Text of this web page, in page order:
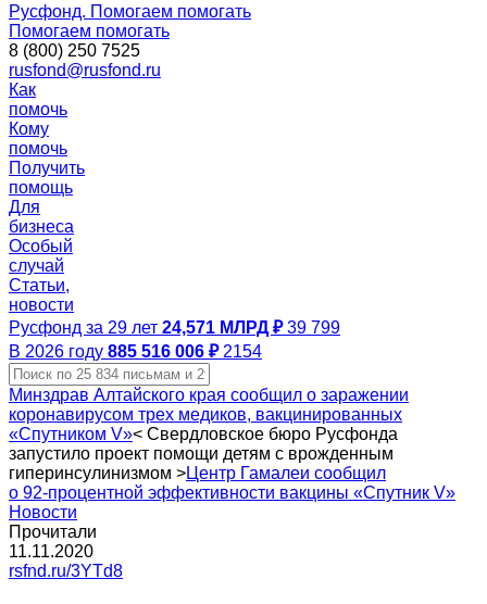
Русфонд. Помогаем помогать
Помогаем помогать
8 (800) 250 7525
rusfond@rusfond.ru
Как
помочь
Кому
помочь
Получить
помощь
Для
бизнеса
Особый
случай
Статьи,
новости
Русфонд за 29 лет 24,571 МЛРД ₽ 39 799
В 2026 году 885 516 006 ₽ 2154
Минздрав Алтайского края сообщил о заражении
коронавирусом трех медиков, вакцинированных
«Спутником V»< Свердловское бюро Русфонда
запустило проект помощи детям с врожденным
гиперинсулинизмом >Центр Гамалеи сообщил
о 92‑процентной эффективности вакцины «Спутник V»
Новости
Прочитали
11.11.2020
rsfnd.ru/3YTd8